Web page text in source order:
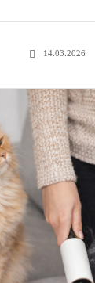
14.03.2026